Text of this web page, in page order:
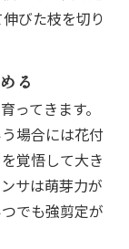
びた枝を切り
る
ってきます。
場合には花付
覚悟して大き
サは萌芽力が
でも強剪定が